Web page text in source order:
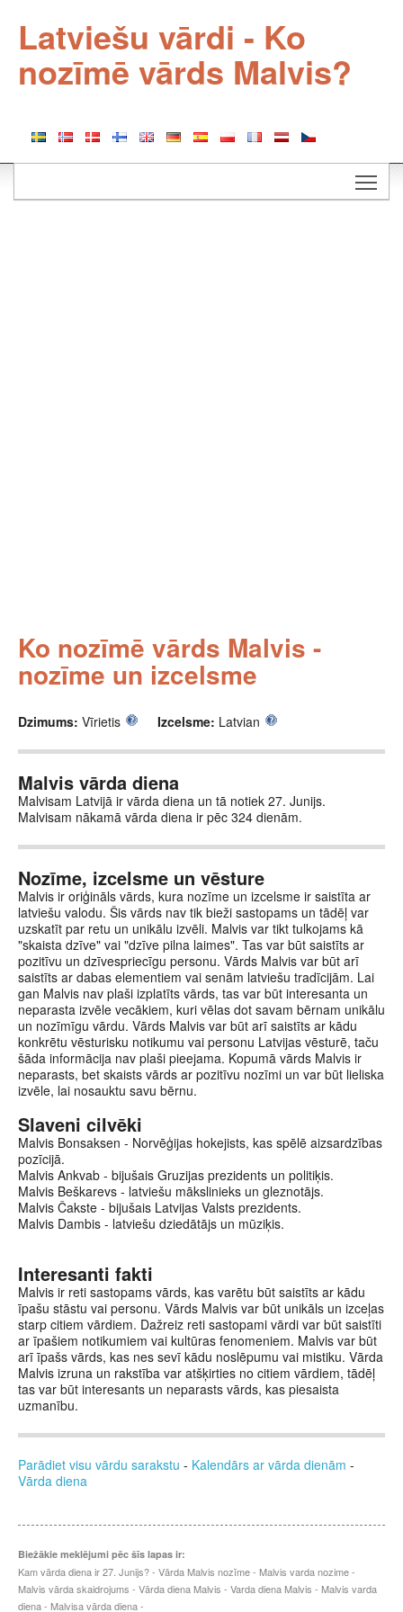
Latviešu vārdi - Ko
nozīmē vārds Malvis?
Ko nozīmē vārds Malvis -
nozīme un izcelsme
Dzimums: Vīrietis Izcelsme: Latvian
Malvis vārda diena
Malvisam Latvijā ir vārda diena un tā notiek 27. Junijs.
Malvisam nākamā vārda diena ir pēc 324 dienām.
Nozīme, izcelsme un vēsture
Malvis ir oriģināls vārds, kura nozīme un izcelsme ir saistīta ar
latviešu valodu. Šis vārds nav tik bieži sastopams un tādēļ var
uzskatīt par retu un unikālu izvēli. Malvis var tikt tulkojams kā
"skaista dzīve" vai "dzīve pilna laimes". Tas var būt saistīts ar
pozitīvu un dzīvespriecīgu personu. Vārds Malvis var būt arī
saistīts ar dabas elementiem vai senām latviešu tradīcijām. Lai
gan Malvis nav plaši izplatīts vārds, tas var būt interesanta un
neparasta izvēle vecākiem, kuri vēlas dot savam bērnam unikālu
un nozīmīgu vārdu. Vārds Malvis var būt arī saistīts ar kādu
konkrētu vēsturisku notikumu vai personu Latvijas vēsturē, taču
šāda informācija nav plaši pieejama. Kopumā vārds Malvis ir
neparasts, bet skaists vārds ar pozitīvu nozīmi un var būt lieliska
izvēle, lai nosauktu savu bērnu.
Slaveni cilvēki
Malvis Bonsaksen - Norvēģijas hokejists, kas spēlē aizsardzības
pozīcijā.
Malvis Ankvab - bijušais Gruzijas prezidents un politiķis.
Malvis Beškarevs - latviešu mākslinieks un gleznotājs.
Malvis Čakste - bijušais Latvijas Valsts prezidents.
Malvis Dambis - latviešu dziedātājs un mūziķis.
Interesanti fakti
Malvis ir reti sastopams vārds, kas varētu būt saistīts ar kādu
īpašu stāstu vai personu. Vārds Malvis var būt unikāls un izceļas
starp citiem vārdiem. Dažreiz reti sastopami vārdi var būt saistīti
ar īpašiem notikumiem vai kultūras fenomeniem. Malvis var būt
arī īpašs vārds, kas nes sevī kādu noslēpumu vai mistiku. Vārda
Malvis izruna un rakstība var atšķirties no citiem vārdiem, tādēļ
tas var būt interesants un neparasts vārds, kas piesaista
uzmanību.
Parādiet visu vārdu sarakstu - Kalendārs ar vārda dienām -
Vārda diena
Biežākie meklējumi pēc šīs lapas ir:
Kam vārda diena ir 27. Junijs? - Vārda Malvis nozīme - Malvis varda nozime -
Malvis vārda skaidrojums - Vārda diena Malvis - Varda diena Malvis - Malvis varda
diena - Malvisa vārda diena -